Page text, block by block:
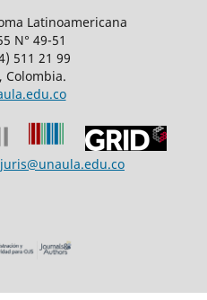
Latinoamericana
N° 49-51
511 21 99
Colombia.